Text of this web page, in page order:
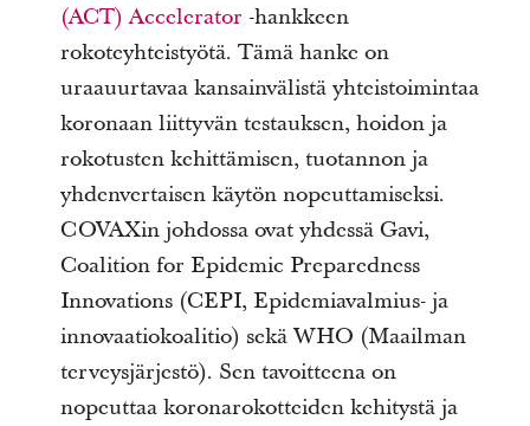
(ACT) Accelerator -hankkeen
rokoteyhteistyötä. Tämä hanke on
uraauurtavaa kansainvälistä yhteistoimintaa
koronaan liittyvän testauksen, hoidon ja
rokotusten kehittämisen, tuotannon ja
yhdenvertaisen käytön nopeuttamiseksi.
COVAXin johdossa ovat yhdessä Gavi,
Coalition for Epidemic Preparedness
Innovations (CEPI, Epidemiavalmius- ja
innovaatiokoalitio) sekä WHO (Maailman
terveysjärjestö). Sen tavoitteena on
nopeuttaa koronarokotteiden kehitystä ja